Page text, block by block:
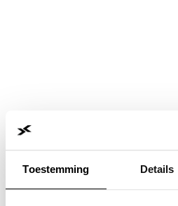
Toestemming Details